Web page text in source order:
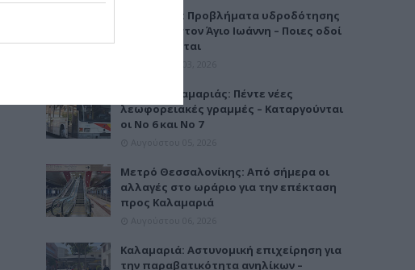
Καλαμαριά: Προβλήματα υδροδότησης
την Τρίτη στον Άγιο Ιωάννη – Ποιες οδοί
επηρεάζονται
Μετρό Καλαμαριάς: Πέντε νέες
λεωφορειακές γραμμές – Καταργούνται
οι Νο 6 και Νο 7
Μετρό Θεσσαλονίκης: Από σήμερα οι
αλλαγές στο ωράριο για την επέκταση
προς Καλαμαριά
Καλαμαριά: Αστυνομική επιχείρηση για
την παραβατικότητα ανηλίκων –